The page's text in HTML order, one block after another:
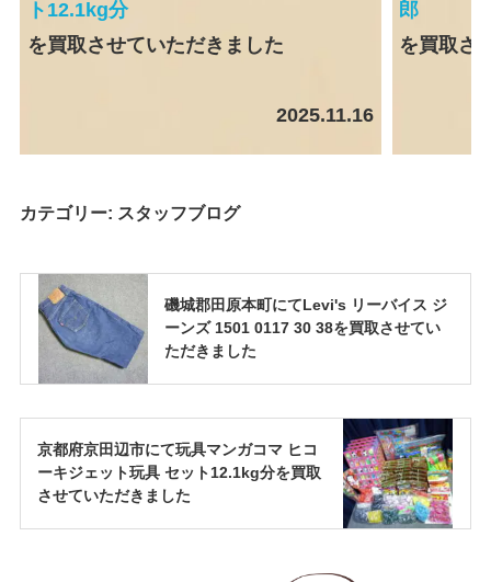
ト12.1kg分
を買取させていただきました
2025.11.16
郎
を買取さ
カテゴリー: スタッフブログ
磯城郡田原本町にてLevi's リーバイス ジ
ーンズ 1501 0117 30 38を買取させてい
ただきました
京都府京田辺市にて玩具マンガコマ ヒコ
ーキジェット玩具 セット12.1kg分を買取
させていただきました